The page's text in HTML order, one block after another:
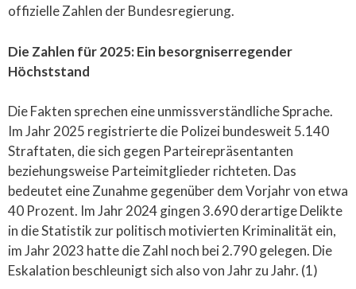
offizielle Zahlen der Bundesregierung.
Die Zahlen für 2025: Ein besorgniserregender
Höchststand
Die Fakten sprechen eine unmissverständliche Sprache.
Im Jahr 2025 registrierte die Polizei bundesweit 5.140
Straftaten, die sich gegen Parteirepräsentanten
beziehungsweise Parteimitglieder richteten. Das
bedeutet eine Zunahme gegenüber dem Vorjahr von etwa
40 Prozent. Im Jahr 2024 gingen 3.690 derartige Delikte
in die Statistik zur politisch motivierten Kriminalität ein,
im Jahr 2023 hatte die Zahl noch bei 2.790 gelegen. Die
Eskalation beschleunigt sich also von Jahr zu Jahr. (1)